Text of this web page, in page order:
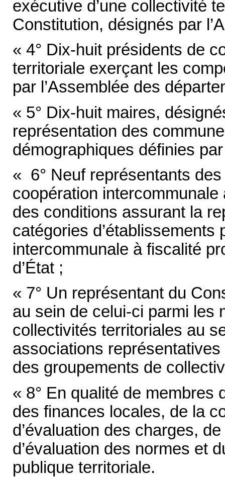
exécutive d’une collectivité
Constitution, désignés par
« 4° Dix-huit présidents de
territoriale exerçant les
par l’Assemblée des
« 5° Dix-huit maires,
représentation des
démographiques définies
« 6° Neuf représentants
coopération
des conditions assurant la
catégories d’établissements
intercommunale à fiscalité
d’État ;
« 7° Un représentant du
au sein de celui-ci parmi les
collectivités territoriales au
associations
des groupements de
« 8° En qualité de membres
des finances locales, de la
d’évaluation des charges,
d’évaluation des normes et
publique territoriale.